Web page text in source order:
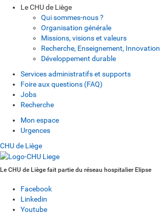
Le CHU de Liège
Qui sommes-nous ?
Organisation générale
Missions, visions et valeurs
Recherche, Enseignement, Innovation
Développement durable
Services administratifs et supports
Foire aux questions (FAQ)
Jobs
Recherche
Mon espace
Urgences
CHU de Liège
Le CHU de Liège fait partie du réseau hospitalier Elipse
Facebook
Linkedin
Youtube